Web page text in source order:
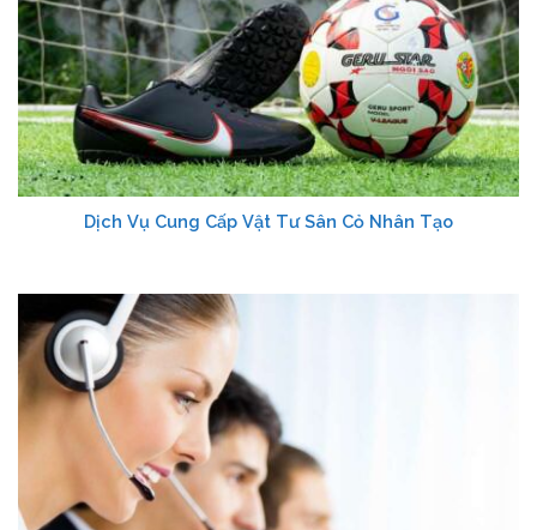
Dịch Vụ Cung Cấp Vật Tư Sân Cỏ Nhân Tạo